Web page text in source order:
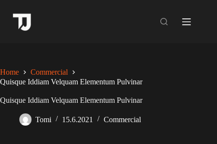
Home
Commercial
Quisque Iddiam Velquam Elementum Pulvinar
Quisque Iddiam Velquam Elementum Pulvinar
Tomi 15.6.2021 Commercial